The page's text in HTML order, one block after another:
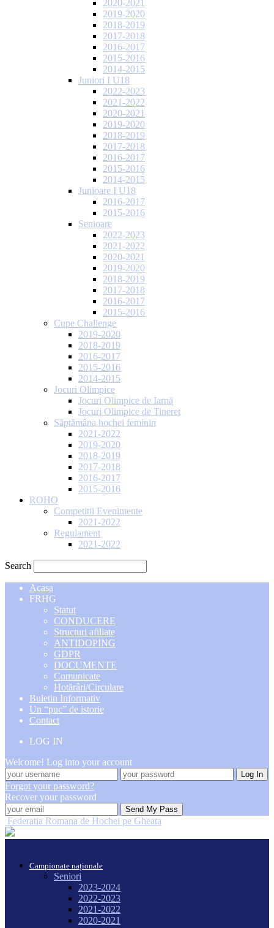
2020-2021
2019-2020
2018-2019
2017-2018
2016-2017
2015-2016
2014-2015
Juniori I U18
2022-2023
2021-2022
2020-2021
2019-2020
2018-2019
2017-2018
2016-2017
2015-2016
2014-2015
Junioare I U18
2016-2017
2015-2016
Senioare
2022-2023
2021-2022
2020-2021
2019-2020
2018-2019
2017-2018
2016-2017
2015-2016
Cupe Challenge
2019-2020
2018-2019
2016-2017
2015-2016
2014-2015
Jocuri Olimpice
Jocuri Olimpice de Iarnă
Jocuri Olimpice de Tineret
Săptămâna hochei feminin
2021-2022
2019-2020
2018-2019
2017-2018
2016-2017
2015-2016
ROHO
Competitii Evenimente
2021-2022
Regulament
2021-2022
Search
Acasa
FRHG
Statut
CONDUCERE
Structuri afiliate
ANTIDOPING
GDPR
DOCUMENTE
Comunicate
Hotărâri/Circulare
Buletin Informativ
Un “puc” de istorie
Contact
LOG IN
Welcome! Log into your account
Forgot your password?
Recover your password
Federatia Romana de Hochei pe Gheata
Campionate naționale
Seniori
2023-2024
2022-2023
2021-2022
2020-2021